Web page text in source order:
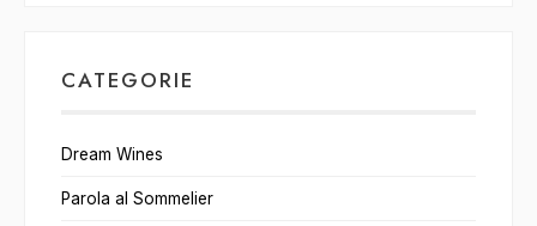
CATEGORIE
Dream Wines
Parola al Sommelier